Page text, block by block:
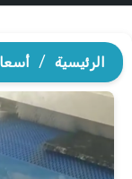
الرئيسية / أسعار